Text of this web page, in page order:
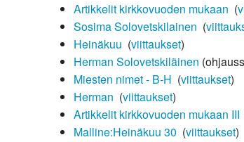
Artikkelit kirkkovuoden mukaan (
Sosima Solovetskilainen (
Heinäkuu (viittaukset)
Herman Solovetskiläinen
Miesten nimet - B-H (viittaukset)
Herman (viittaukset)
Artikkelit kirkkovuoden mukaan III
Malline:Heinäkuu 30 (viittaukset)